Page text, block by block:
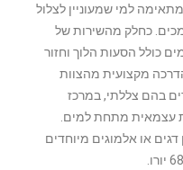
למי שמעוניין לצלול
כחלק מהשירות של
כולל הסעות הלוך וחזור
מקצועית מהצוות
בהם צללתי, במרכז
דגים או אלמוגים מיוחדים